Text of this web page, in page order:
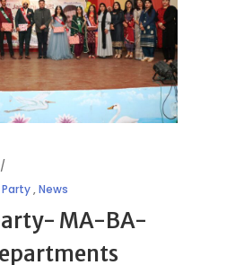
,News
MA-BA-